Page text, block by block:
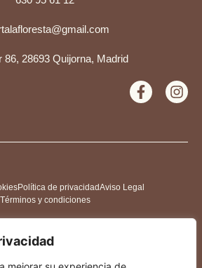
86, 28693 Quijorna, Madrid
Política de privacidadAviso Legal
Términos y condiciones